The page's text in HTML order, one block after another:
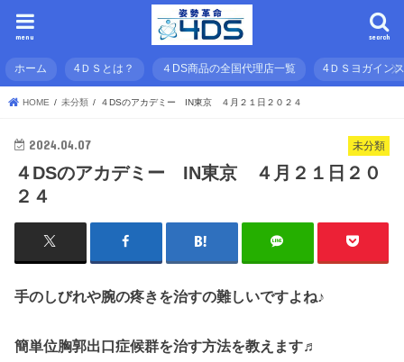
search
menu
ホーム 4ＤＳとは？ ４DS商品の全国代理店一覧 4ＤＳヨガイン
HOME 未分類 ４DSのアカデミー IN東京 ４月２１日２０２４
未分類
2024.04.07
４DSのアカデミー IN東京 ４月２１日２０
２４
手のしびれや腕の疼きを治すの難しいですよね♪
簡単位胸郭出口症候群を治す方法を教えます♬